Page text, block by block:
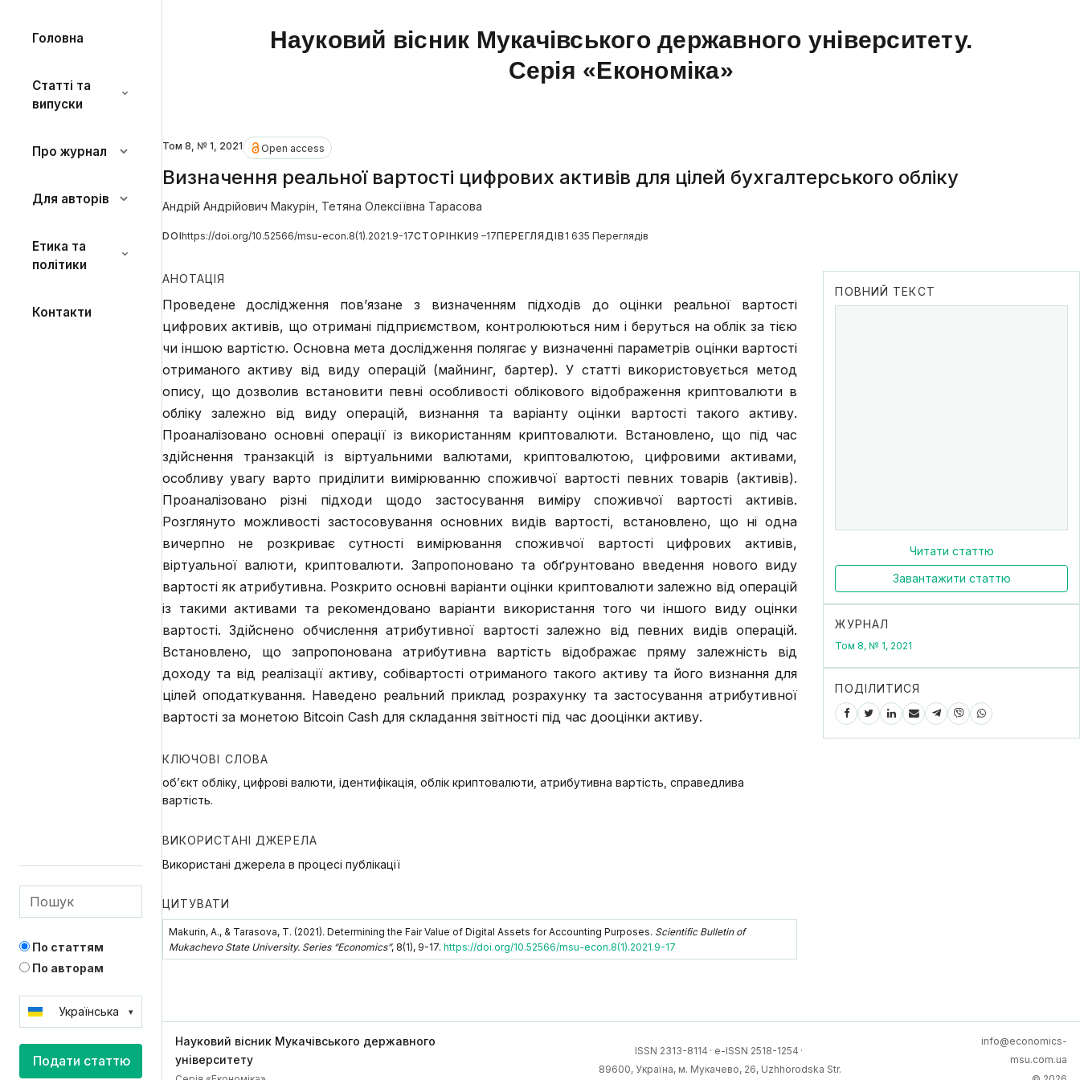
Головна
Статті та
випуски
Про журнал
Для авторів
Етика та
політики
Контакти
По статтям
По авторам
Українська
English
Подати статтю
Науковий вісник Мукачівського державного університету.
Серія «Економіка»
Том 8, № 1, 2021 Open access
Визначення реальної вартості цифрових активів для цілей бухгалтерського обліку
Андрій Андрійович Макурін Тетяна Олексіївна Тарасова
DOIhttps://doi.org/10.52566/msu-econ.8(1).2021.9-17СТОРІНКИ 9 –17ПЕРЕГЛЯДІВ 1 635 Переглядів
АНОТАЦІЯ
Проведене дослідження пов’язане з визначенням підходів до оцінки реальної вартості
цифрових активів, що отримані підприємством, контролюються ним і беруться на облік за тією
чи іншою вартістю. Основна мета дослідження полягає у визначенні параметрів оцінки вартості
отриманого активу від виду операцій (майнинг, бартер). У статті використовується метод
опису, що дозволив встановити певні особливості облікового відображення криптовалюти в
обліку залежно від виду операцій, визнання та варіанту оцінки вартості такого активу.
Проаналізовано основні операції із використанням криптовалюти. Встановлено, що під час
здійснення транзакцій із віртуальними валютами, криптовалютою, цифровими активами,
особливу увагу варто приділити вимірюванню споживчої вартості певних товарів (активів).
Проаналізовано різні підходи щодо застосування виміру споживчої вартості активів.
Розглянуто можливості застосовування основних видів вартості, встановлено, що ні одна
вичерпно не розкриває сутності вимірювання споживчої вартості цифрових активів,
віртуальної валюти, криптовалюти. Запропоновано та обґрунтовано введення нового виду
вартості як атрибутивна. Розкрито основні варіанти оцінки криптовалюти залежно від операцій
із такими активами та рекомендовано варіанти використання того чи іншого виду оцінки
вартості. Здійснено обчислення атрибутивної вартості залежно від певних видів операцій.
Встановлено, що запропонована атрибутивна вартість відображає пряму залежність від
доходу та від реалізації активу, собівартості отриманого такого активу та його визнання для
цілей оподаткування. Наведено реальний приклад розрахунку та застосування атрибутивної
вартості за монетою Bitcoin Cash для складання звітності під час дооцінки активу.
КЛЮЧОВІ СЛОВА
об’єкт обліку, цифрові валюти, ідентифікація, облік криптовалюти, атрибутивна вартість, справедлива
вартість.
ВИКОРИСТАНІ ДЖЕРЕЛА
Використані джерела в процесі публікації
ЦИТУВАТИ
Makurin, А., & Tarasova, Т. (2021). Determining the Fair Value of Digital Assets for Accounting Purposes. Scientific Bulletin of
Mukachevo State University. Series “Economics”, 8(1), 9-17. https://doi.org/10.52566/msu-econ.8(1).2021.9-17
ПОВНИЙ ТЕКСТ
Читати статтю
Завантажити статтю
ЖУРНАЛ
Том 8, № 1, 2021
ПОДІЛИТИСЯ
Науковий вісник Мукачівського державного
університету
ISSN 2313-8114 · e-ISSN 2518-1254 ·
89600, Українa, м. Мукачево, 26, Uzhhorodska Str.
info@economics-
msu.com.ua